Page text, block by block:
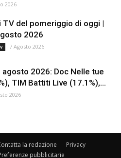
2026
TV del pomeriggio di oggi |
2026
7 Agosto 2026
2026: Doc Nelle tue
TIM Battiti Live (17.1%),...
2026
la redazione
Privacy
pubblicitarie